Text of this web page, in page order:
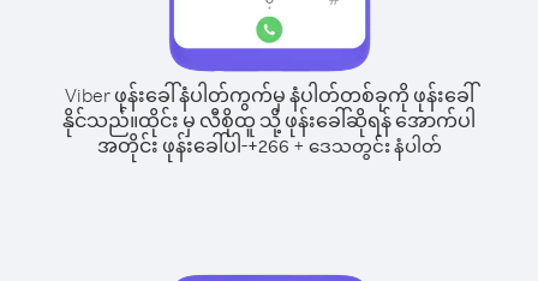
Viber ဖုန်းခေါ်နံပါတ်ကွက်မှ နံပါတ်တစ်ခုကို ဖုန်းခေါ်
နိုင်သည်။ထိုင်း မှ လီစိုထူ သို့ ဖုန်းခေါ်ဆိုရန် အောက်ပါ
အတိုင်း ဖုန်းခေါ်ပါ-+266+ ဒေသတွင်း နံပါတ်